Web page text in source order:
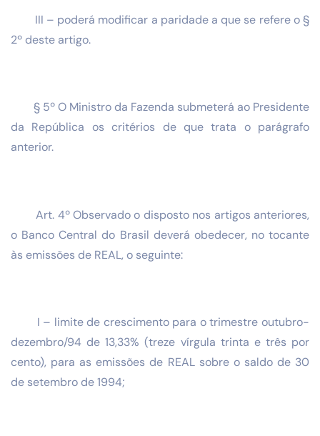
III – poderá modificar a paridade a que se refere o §
2º deste artigo.
§ 5º O Ministro da Fazenda submeterá ao Presidente
da República os critérios de que trata o parágrafo
anterior.
Art. 4º Observado o disposto nos artigos anteriores,
o Banco Central do Brasil deverá obedecer, no tocante
às emissões de REAL, o seguinte:
I – limite de crescimento para o trimestre outubro-
dezembro/94 de 13,33% (treze vírgula trinta e três por
cento), para as emissões de REAL sobre o saldo de 30
de setembro de 1994;